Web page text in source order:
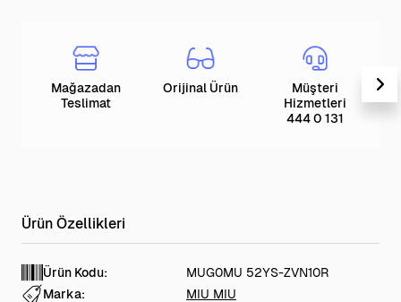
Mağazadan
Teslimat
Orijinal Ürün
Müşteri
Hizmetleri
444 0 131
Ürün Kodu:
MUG0MU 52YS-ZVN10R
Marka:
MIU MIU